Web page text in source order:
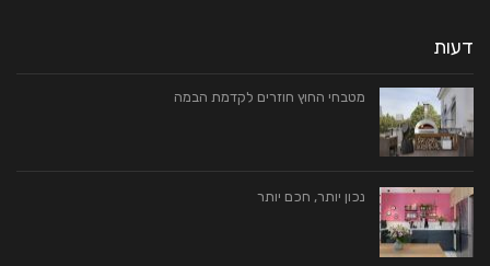
דעות
מטבחי החוץ חוזרים לקדמת הבמה
נכון יותר, חכם יותר